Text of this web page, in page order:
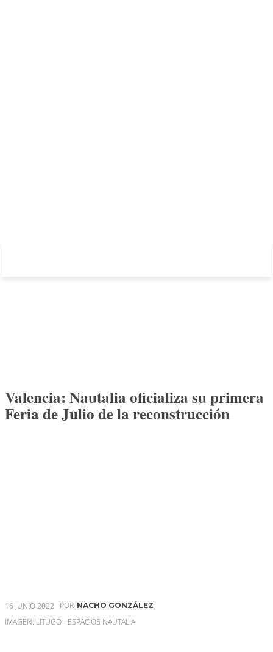
Valencia: Nautalia oficializa su primera
Feria de Julio de la reconstrucción
16 JUNIO 2022 POR NACHO GONZÁLEZ
IMAGEN: LITUGO - ESPACIOS NAUTALIA